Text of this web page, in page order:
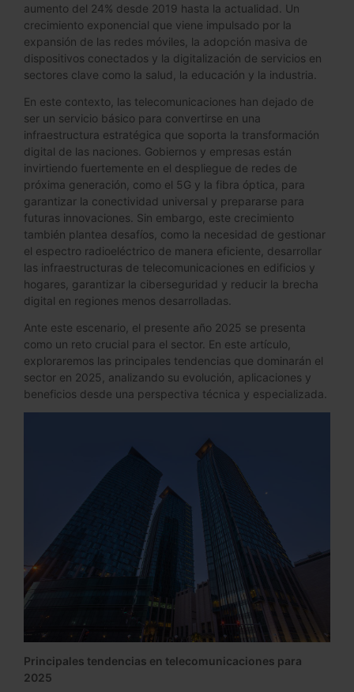
aumento del 24% desde 2019 hasta la actualidad. Un
crecimiento exponencial que viene impulsado por la
expansión de las redes móviles, la adopción masiva de
dispositivos conectados y la digitalización de servicios en
sectores clave como la salud, la educación y la industria.
En este contexto, las telecomunicaciones han dejado de
ser un servicio básico para convertirse en una
infraestructura estratégica que soporta la transformación
digital de las naciones. Gobiernos y empresas están
invirtiendo fuertemente en el despliegue de redes de
próxima generación, como el 5G y la fibra óptica, para
garantizar la conectividad universal y prepararse para
futuras innovaciones. Sin embargo, este crecimiento
también plantea desafíos, como la necesidad de gestionar
el espectro radioeléctrico de manera eficiente, desarrollar
las infraestructuras de telecomunicaciones en edificios y
hogares, garantizar la ciberseguridad y reducir la brecha
digital en regiones menos desarrolladas.
Ante este escenario, el presente año 2025 se presenta
como un reto crucial para el sector. En este artículo,
exploraremos las principales tendencias que dominarán el
sector en 2025, analizando su evolución, aplicaciones y
beneficios desde una perspectiva técnica y especializada.
Principales tendencias en telecomunicaciones para
2025